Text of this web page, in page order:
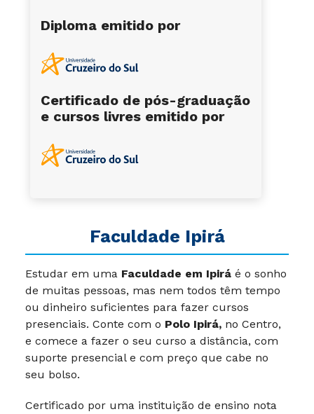
Faculdade Ipirá
Estudar em uma Faculdade em Ipirá é o sonho
de muitas pessoas, mas nem todos têm tempo
ou dinheiro suficientes para fazer cursos
presenciais. Conte com o Polo Ipirá, no Centro,
e comece a fazer o seu curso a distância, com
suporte presencial e com preço que cabe no
seu bolso.
Certificado por uma instituição de ensino nota
Diploma emitido por
Certificado de pós-graduação
e cursos livres emitido por